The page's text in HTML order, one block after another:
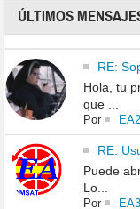
ÚLTIMOS
RE:
Hola, tu
que ...
Por
RE:
Puede
Lo...
Por